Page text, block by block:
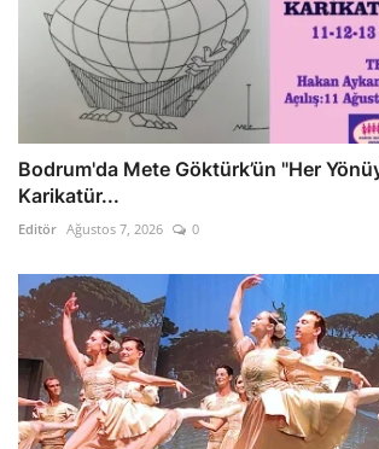
Bodrum'da Mete Göktürk’ün "Her
Karikatür...
Editör Ağustos 7, 2026 0